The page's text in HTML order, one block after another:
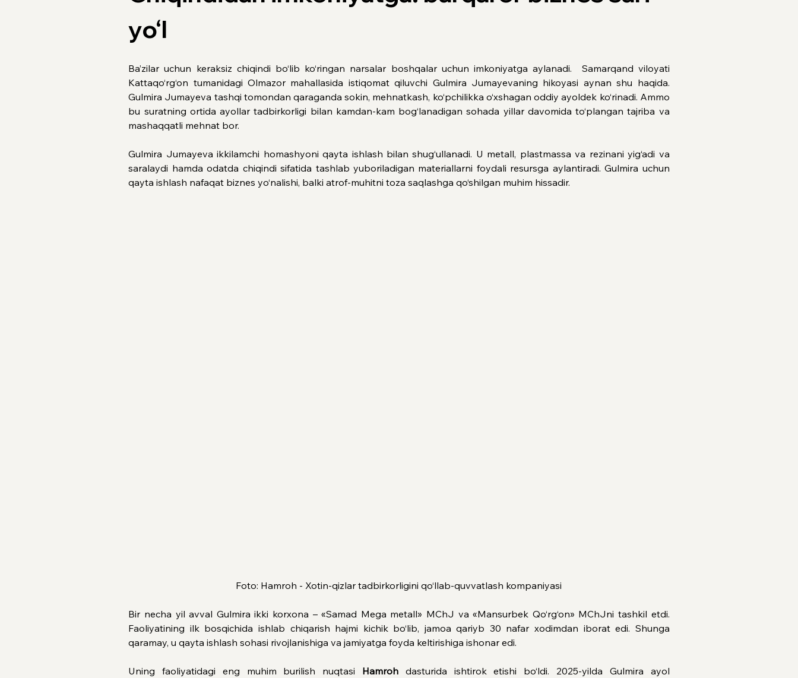
yo‘l
Ba’zilar uchun keraksiz chiqindi bo‘lib ko‘ringan narsalar boshqalar uchun imkoniyatga aylanadi.  Samarqand viloyati
Kattaqo‘rg‘on tumanidagi Olmazor mahallasida istiqomat qiluvchi Gulmira Jumayevaning hikoyasi aynan shu haqida.
Gulmira Jumayeva tashqi tomondan qaraganda sokin, mehnatkash, ko‘pchilikka o‘xshagan oddiy ayoldek ko‘rinadi. Ammo
bu suratning ortida ayollar tadbirkorligi bilan kamdan-kam bog‘lanadigan sohada yillar davomida to‘plangan tajriba va
mashaqqatli mehnat bor.
Gulmira Jumayeva ikkilamchi homashyoni qayta ishlash bilan shug‘ullanadi. U metall, plastmassa va rezinani yig‘adi va
saralaydi hamda odatda chiqindi sifatida tashlab yuboriladigan materiallarni foydali resursga aylantiradi. Gulmira uchun
qayta ishlash nafaqat biznes yo‘nalishi, balki atrof-muhitni toza saqlashga qo‘shilgan muhim hissadir.
Foto: Hamroh - Xotin-qizlar tadbirkorligini qo‘llab-quvvatlash kompaniyasi
Bir necha yil avval Gulmira ikki korxona – «Samad Mega metall» MChJ va «Mansurbek Qo‘rg‘on» MChJni tashkil etdi.
Faoliyatining ilk bosqichida ishlab chiqarish hajmi kichik bo‘lib, jamoa qariyb 30 nafar xodimdan iborat edi. Shunga
qaramay, u qayta ishlash sohasi rivojlanishiga va jamiyatga foyda keltirishiga ishonar edi.
Uning faoliyatidagi eng muhim burilish nuqtasi Hamroh dasturida ishtirok etishi bo‘ldi. 2025-yilda Gulmira ayol